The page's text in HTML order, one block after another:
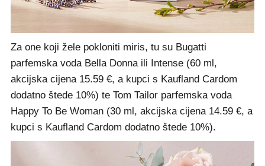
Za one koji žele pokloniti miris, tu su Bugatti
parfemska voda Bella Donna ili Intense (60 ml,
akcijska cijena 15.59 €, a kupci s Kaufland Cardom
dodatno štede 10%) te Tom Tailor parfemska voda
Happy To Be Woman (30 ml, akcijska cijena 14.59 €, a
kupci s Kaufland Cardom dodatno štede 10%).